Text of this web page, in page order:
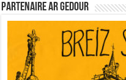
Partenaire Ar Gedour